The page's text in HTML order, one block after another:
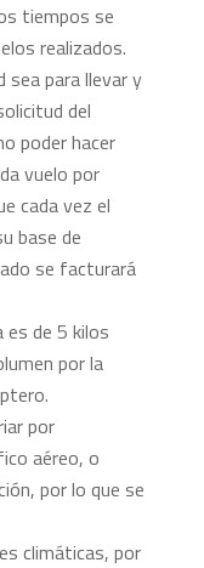
tiempos se
realizados.
sea para llevar y
del
poder hacer
vuelo por
cada vez el
base de
se facturará
es de 5 kilos
por la
por
aéreo, o
por lo que se
climáticas, por